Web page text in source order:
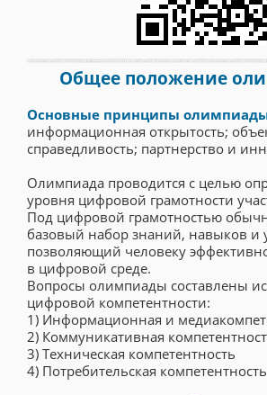
Общее положение
Основные принципы
информационная открытость;
справедливость; партнерство и
Олимпиада проводится с целью
уровня цифровой грамотности
Под цифровой грамотностью
базовый набор знаний, навыков и
позволяющий человеку
в цифровой среде.
Вопросы олимпиады составлены
цифровой компетентности:
1) Информационная и
2) Коммуникативная
3) Техническая компетентность
4) Потребительская компетентность